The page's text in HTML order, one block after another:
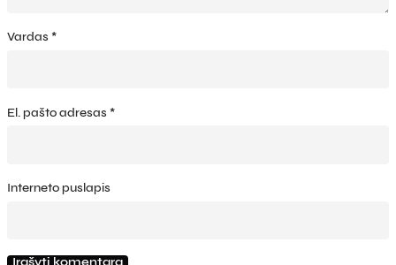
Vardas *
El. pašto adresas *
Interneto puslapis